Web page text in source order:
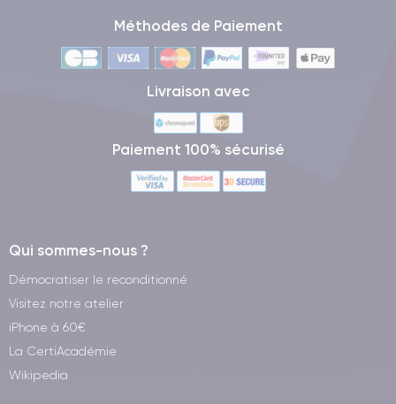
Méthodes de Paiement
Livraison avec
Paiement 100% sécurisé
Qui sommes-nous ?
Démocratiser le reconditionné
Visitez notre atelier
iPhone à 60€
La CertiAcadémie
Wikipedia